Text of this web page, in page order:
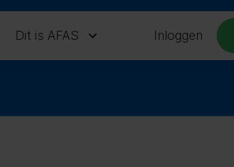
Dit is AFAS Inloggen